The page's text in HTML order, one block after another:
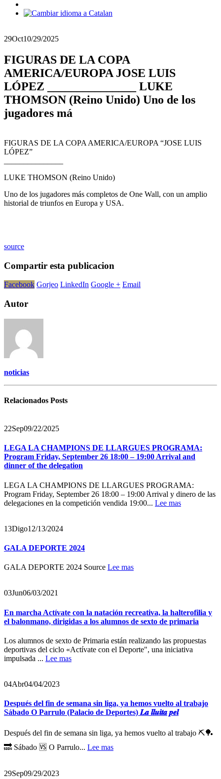
29Oct10/29/2025
FIGURAS DE LA COPA
AMERICA/EUROPA JOSE LUIS
LÓPEZ _______________ LUKE
THOMSON (Reino Unido) Uno de los
jugadores má
FIGURAS DE LA COPA AMERICA/EUROPA “JOSE LUIS
LÓPEZ”
LUKE THOMSON (Reino Unido)
Uno de los jugadores más completos de One Wall, con un amplio
historial de triunfos en Europa y USA.
source
Compartir esta publicacion
Facebook Gorjeo LinkedIn Google + Email
Autor
noticias
Relacionados Posts
22Sep09/22/2025
LEGA LA CHAMPIONS DE LLARGUES PROGRAMA:
Program Friday, September 26 18:00 – 19:00 Arrival and
dinner of the delegation
LEGA LA CHAMPIONS DE LLARGUES PROGRAMA:
Program Friday, September 26 18:00 – 19:00 Arrival y dinero de las
delegaciones en la competición vendida 19:00... Lee mas
13Digo12/13/2024
GALA DEPORTE 2024
GALA DEPORTE 2024 Source Lee mas
03Jun06/03/2021
En marcha Actívate con la natación recreativa, la halterofilia y
el balonmano, dirigidas a los alumnos de sexto de primaria
Los alumnos de sexto de Primaria están realizando las propuestas
deportivas del ciclo «Actívate con el Deporte", una iniciativa
impulsada ... Lee mas
04Abr04/04/2023
Después del fin de semana sin liga, ya hemos vuelto al trabajo
Sábado O Parrulo (Palacio de Deportes) 𝑳𝒂 𝒍𝒍𝒖𝒊𝒕𝒂 𝒑𝒆𝒍
Después del fin de semana sin liga, ya hemos vuelto al trabajo ⛏️🏓
🔜 Sábado 🆚 O Parrulo... Lee mas
29Sep09/29/2023